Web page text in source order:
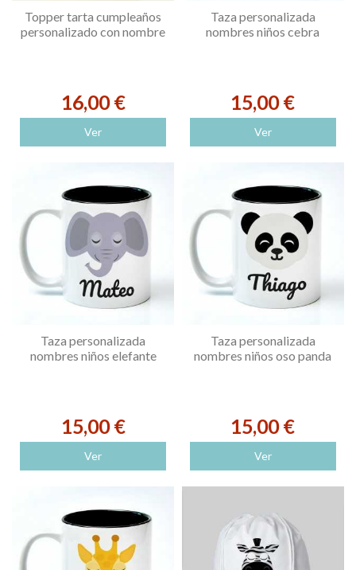
Topper tarta cumpleaños
personalizado con nombre
16,00 €
Ver
Taza personalizada
nombres niños cebra
15,00 €
Ver
Taza personalizada
nombres niños elefante
15,00 €
Ver
Taza personalizada
nombres niños oso panda
15,00 €
Ver